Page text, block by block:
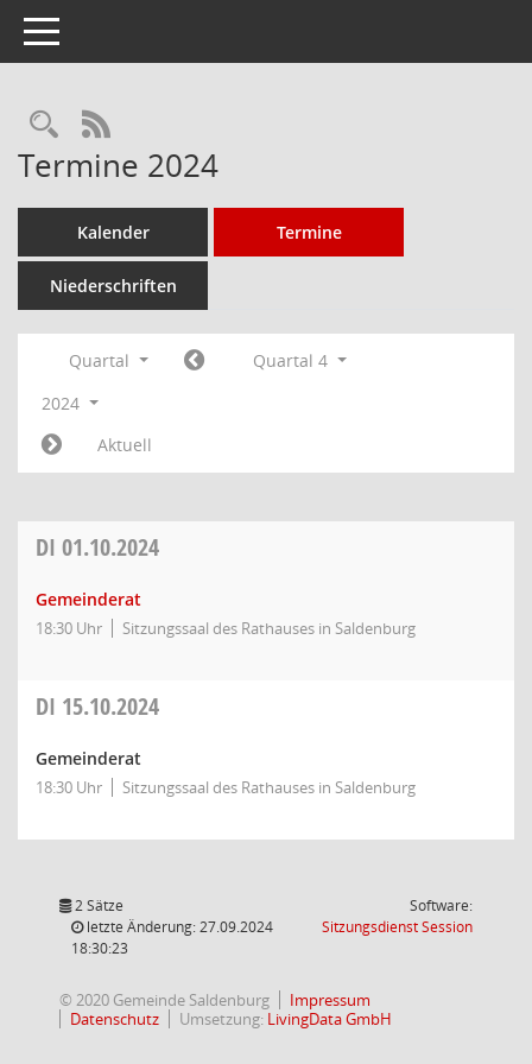
Toggle navigation
Rechercheauswahl
RSS-Feed
Termine 2024
Kalender Termine
Niederschriften
Quartal
Quartal 4
2024
Aktuell
DI 01.10.2024
Gemeinderat
18:30 Uhr Sitzungssaal des Rathauses in Saldenburg
DI 15.10.2024
Gemeinderat
18:30 Uhr Sitzungssaal des Rathauses in Saldenburg
2 Sätze
letzte Änderung: 27.09.2024
18:30:23
Software:
SitzungsdienstSession(Wird in
© 2020 Gemeinde Saldenburg
Impressum
Datenschutz
Umsetzung: LivingData GmbH